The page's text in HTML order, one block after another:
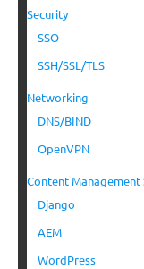
Security
SSO
SSH/SSL/TLS
Networking
DNS/BIND
OpenVPN
Content Management
Django
AEM
WordPress